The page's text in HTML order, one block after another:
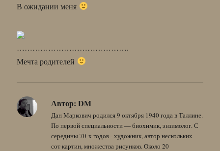
В ожидании меня
…………………………………….
Мечта родителей
Автор: DM
Дан Маркович родился 9 октября 1940 года в Таллине.
По первой специальности — биохимик, энзимолог. С
середины 70-х годов - художник, автор нескольких
сот картин, множества рисунков. Около 20